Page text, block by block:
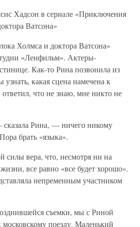
Хадсон в сериале «Приключения
Ватсона»
Холмса и доктора Ватсона»
«Ленфильм». Актеры-
Как-то Рина позвонила из
узнать, какая сцена намечена к
что не знаю, мне никто не
Рина, — ничего никому
брать «языка».
силы вера, что, несмотря ни на
все равно «все будет хорошо».
непременным участником
съемки, мы с Риной
поезду. Маленький